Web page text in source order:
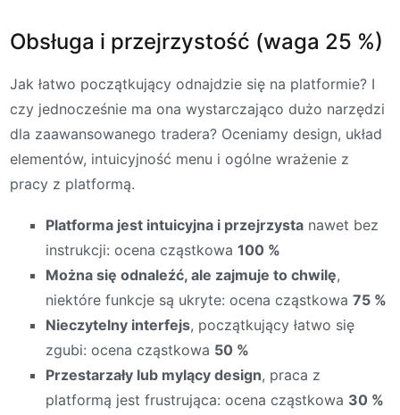
Obsługa i przejrzystość (waga 25 %)
Jak łatwo początkujący odnajdzie się na platformie? I
czy jednocześnie ma ona wystarczająco dużo narzędzi
dla zaawansowanego tradera? Oceniamy design, układ
elementów, intuicyjność menu i ogólne wrażenie z
pracy z platformą.
Platforma jest intuicyjna i przejrzysta nawet bez
instrukcji: ocena cząstkowa 100 %
Można się odnaleźć, ale zajmuje to chwilę,
niektóre funkcje są ukryte: ocena cząstkowa 75 %
Nieczytelny interfejs, początkujący łatwo się
zgubi: ocena cząstkowa 50 %
Przestarzały lub mylący design, praca z
platformą jest frustrująca: ocena cząstkowa 30 %